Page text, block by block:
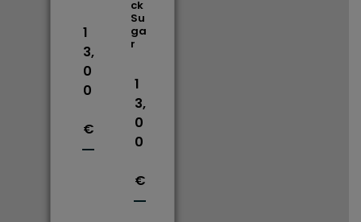
1
3,
0
0
€
ck
Su
ga
r
1
3,
0
0
€